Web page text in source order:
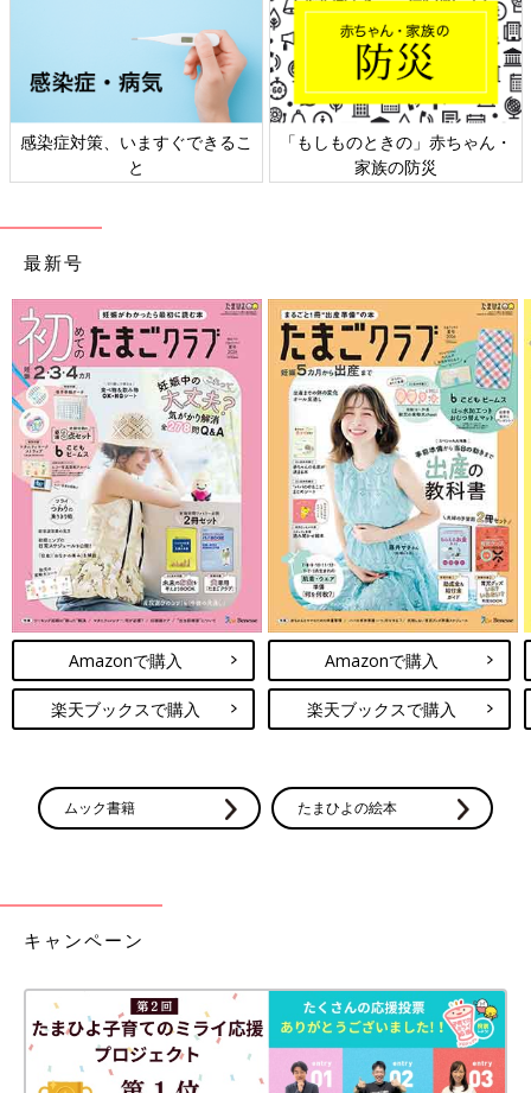
出典：Instagramアカウント「hi_chaaaan_pp」
インテリアトレーやクリップつきのウッドボードなどを購入した
というhi-chanさん。ウッドボードは冷蔵庫にかけて、メモやハ
これならおしゃれに管理できそう！
いかがでしたか？
インスタでも大人気でした。売り切れてなかなか欲しかったもの
が手に入らないという声も。気になった方はぜひお店で探してみ
てください♪
(文・田中いづみ)
※記事内容でご紹介している投稿、リンク先は、削除される場合
があります。あらかじめご了承ください。
※記事の内容は記載当時の情報であり、現在と異なる場合があり
ます。
関連： 100均のモノトーン商品が爆売れ中！生活感を隠してくれ
るおしゃれアイテムを活用しよう！
感染症対策、いますぐできるこ
と
「もしものときの」赤ちゃん・
家族の防災
最新号
Amazonで購入
楽天ブックスで購入
Amazonで購入
楽天ブックスで購入
ムック書籍 たまひよの絵本
キャンペーン